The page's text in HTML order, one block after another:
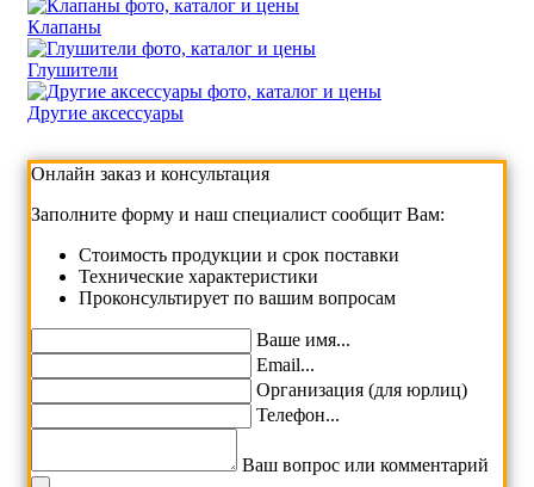
Клапаны
Глушители
Другие аксессуары
Онлайн заказ и консультация
Заполните форму и наш специалист сообщит Вам:
Cтоимость продукции и срок поставки
Технические характеристики
Проконсультирует по вашим вопросам
Ваше имя...
Email...
Организация (для юрлиц)
Телефон...
Ваш вопрос или комментарий